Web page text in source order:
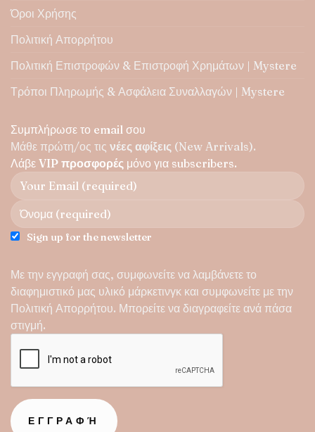
Όροι Χρήσης
Πολιτική Απορρήτου
Πολιτική Επιστροφών & Επιστροφή Χρημάτων | Mystere
Τρόποι Πληρωμής & Ασφάλεια Συναλλαγών | Mystere
Συμπλήρωσε το email σου
Μάθε πρώτη/ος τις νέες αφίξεις (New Arrivals).
Λάβε VIP προσφορές μόνο για subscribers.
Sign up for the newsletter
Με την εγγραφή σας, συμφωνείτε να λαμβάνετε το
διαφημιστικό μας υλικό μάρκετινγκ και συμφωνείτε με την
Πολιτική Απορρήτου. Μπορείτε να διαγραφείτε ανά πάσα
στιγμή.